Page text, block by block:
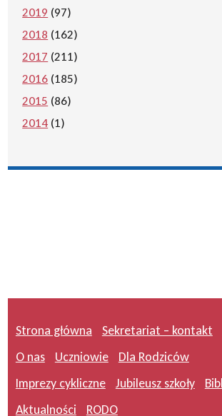
2019 (97)
2018 (162)
2017 (211)
2016 (185)
2015 (86)
2014 (1)
Strona główna Sekretariat – kontakt
O nas
Uczniowie
Dla Rodziców
Imprezy cykliczne
Jubileusz szkoły
Aktualności
RODO